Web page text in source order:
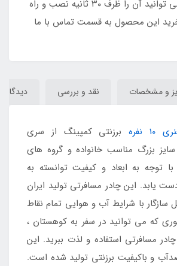
ندارد و به راحتی می توانید آن را ظرف ۳۰ ثانیه نصب و راه
خرید این محصول به قسمت تماس با ما
و مشخصات نقد و بررسی
نفره
برزنتی کمپینگ از سری
بزرگ مناسب خانواده و گروه های
توجه به ابعاد و کیفیت توانسته به
یابد. این چادر مسافرتی تولید ایران
سازگار با شرایط آب و هوایی تمام نقاط
که می توانید در سفر به کوهستان ،
مسافرتی استفاده و لذت ببرید. این
و باکیفیت برزنتی تولید شده است.